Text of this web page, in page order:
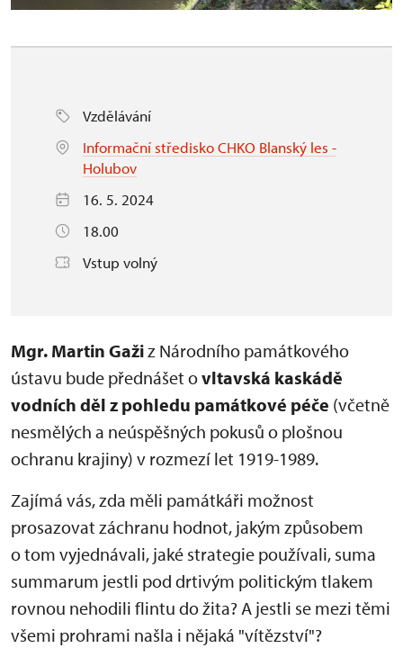
Vzdělávání
Informační středisko CHKO Blanský les -
Holubov
16. 5. 2024
18.00
Vstup volný
Mgr. Martin Gažiz Národního památkového
ústavu bude přednášet ovltavská kaskádě
vodních děl z pohledu památkové péče (včetně
nesmělých a neúspěšných pokusů o plošnou
ochranu krajiny) v rozmezí let 1919-1989.
Zajímá vás, zda měli památkáři možnost
prosazovat záchranu hodnot, jakým způsobem
o tom vyjednávali, jaké strategie používali, suma
summarum jestli pod drtivým politickým tlakem
rovnou nehodili flintu do žita? A jestli se mezi těmi
všemi prohrami našla i nějaká "vítězství"?